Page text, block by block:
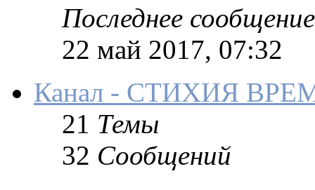
Последнее сообщение
22 май 2017, 07:32
Канал - СТИХИЯ
21 Темы
32 Сообщений